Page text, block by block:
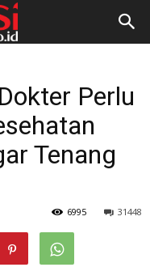
Perlu
Tenang
31448
6995